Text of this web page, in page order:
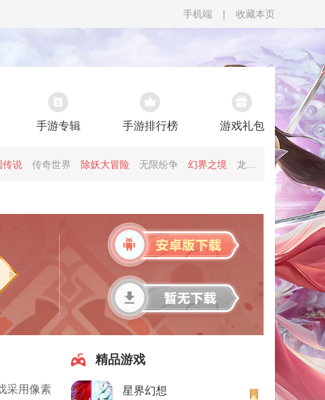
手机端 | 收藏本页
手游专辑 手游排行榜 游戏礼包
传说 传奇世界 除妖大冒险 无限纷争 幻界之境 龙神之光 暗夜兵团
采用像素
精品游戏
星界幻想